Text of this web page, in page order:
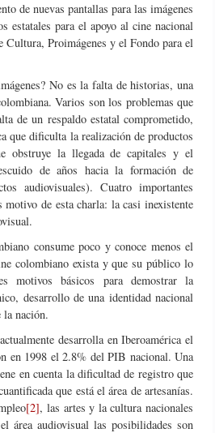
de nuevas pantallas para las imágenes
estatales para el apoyo al cine nacional
Proimágenes y el Fondo para el
No es la falta de historias, una
Varios son los problemas que
de un respaldo estatal comprometido,
que dificulta la realización de productos
obstruye la llegada de capitales y el
de años hacia la formación de
audiovisuales). Cuatro importantes
motivo de esta charla: la casi inexistente
consume poco y conoce menos el
colombiano exista y que su público lo
motivos básicos para demostrar la
desarrollo de una identidad nacional
la nación.
desarrolla en Iberoamérica el
en 1998 el 2.8% del PIB nacional. Una
en cuenta la dificultad de registro que
que está el área de artesanías.
[2], las artes y la cultura nacionales
área audiovisual las posibilidades son